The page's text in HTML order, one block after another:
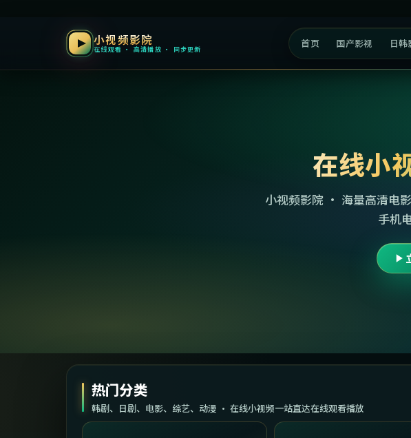
小视频影院
在线观看 · 高清播放 · 同步更新 首页 国产影视 日韩
在线小
小视频影院 · 海量高清电
手机
热门分类
韩剧、日剧、电影、综艺、动漫 · 在线小视频一站直达在线观看播放